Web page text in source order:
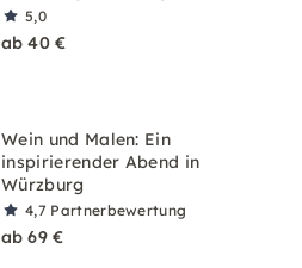
5,0
ab 40 €
Wein und Malen: Ein
inspirierender Abend in
Würzburg
4,7 Partnerbewertung
ab 69 €